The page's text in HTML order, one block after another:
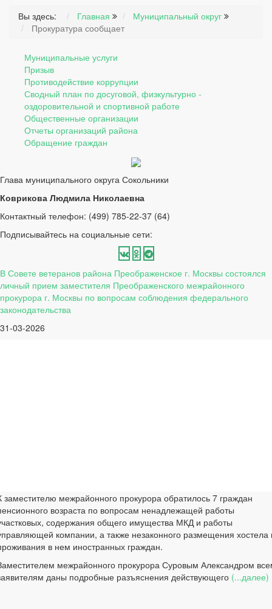
Вы здесь:
Главная
Муниципальный округ
Прокуратура сообщает
Муниципальные услуги
Призыв
Противодействие коррупции
Сводный план по досуговой, физкультурно -
оздоровительной и спортивной работе
Общественные организации
Отчеты организаций района
Обращение граждан
Глава муниципального округа Сокольники
Коврикова Людмила Николаевна
Контактный телефон: (499) 785-22-37 (64)
Подписывайтесь на социальные сети:
В Совете ветеранов района Преображенское г. Москвы состоялся
личный прием заместителя Преображенского межрайонного
прокурора г. Москвы по вопросам соблюдения федерального
законодательства
31-03-2026
заместителю межрайонного прокурора обратилось 7 граждан
возраста по вопросам ненадлежащей работы
содержания общего имущества МКД и работы
компании, а также незаконного размещения хостела
в нем иностранных граждан.
межрайонного прокурора Суровым Александром
даны подробные разъяснения действующего (...далее)